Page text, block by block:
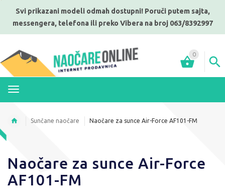
Svi prikazani modeli odmah dostupni! Poruči putem sajta,
messengera, telefona ili preko Vibera na broj 063/8392997
0
Sunčane naočare Naočare za sunce Air-Force AF101-FM
Naočare za sunce Air-Force
AF101-FM